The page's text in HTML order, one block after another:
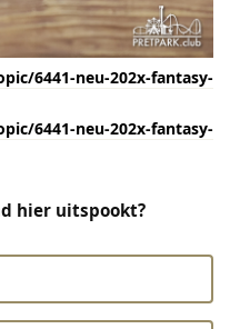
6441-neu-202x-fantasy-
6441-neu-202x-fantasy-
hier uitspookt?